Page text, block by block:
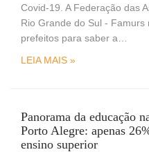
Covid-19. A Federação das
Rio Grande do Sul -
prefeitos para saber a…
LEIA MAIS »
Panorama da educação
Porto Alegre: apenas
ensino superior